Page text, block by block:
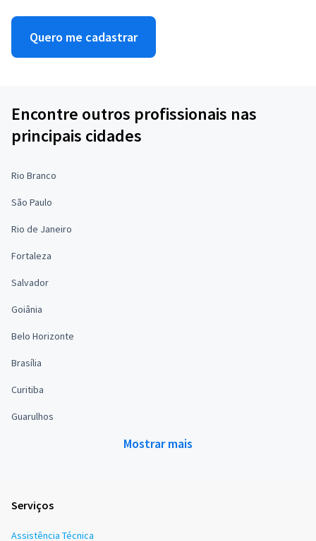
Quero me cadastrar
Encontre outros profissionais nas
principais cidades
Rio Branco
São Paulo
Rio de Janeiro
Fortaleza
Salvador
Goiânia
Belo Horizonte
Brasília
Curitiba
Guarulhos
Mostrar mais
Serviços
Assistência Técnica